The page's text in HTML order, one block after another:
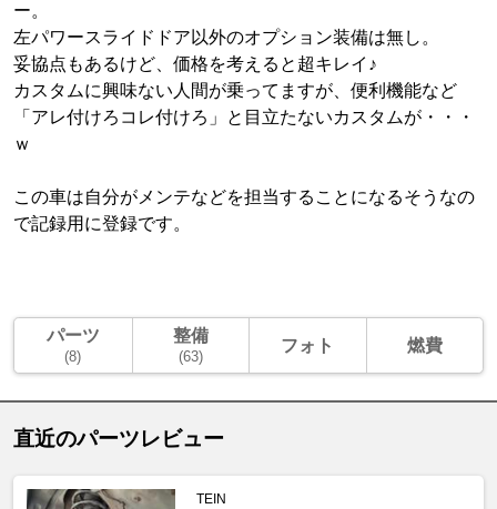
ー。
左パワースライドドア以外のオプション装備は無し。
妥協点もあるけど、価格を考えると超キレイ♪
カスタムに興味ない人間が乗ってますが、便利機能など
「アレ付けろコレ付けろ」と目立たないカスタムが・・・
ｗ
この車は自分がメンテなどを担当することになるそうなの
で記録用に登録です。
パーツ
(8)
整備
(63)
フォト 燃費
直近のパーツレビュー
TEIN